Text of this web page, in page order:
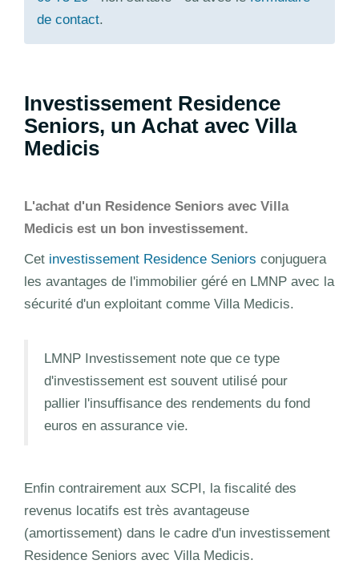
de contact.
Investissement Residence
Seniors, un Achat avec Villa
Medicis
L'achat d'un Residence Seniors avec Villa
Medicis est un bon investissement.
Cet investissement Residence Seniors conjuguera
les avantages de l'immobilier géré en LMNP avec la
sécurité d'un exploitant comme Villa Medicis.
LMNP Investissement note que ce type
d'investissement est souvent utilisé pour
pallier l'insuffisance des rendements du fond
euros en assurance vie.
Enfin contrairement aux SCPI, la fiscalité des
revenus locatifs est très avantageuse
(amortissement) dans le cadre d'un investissement
Residence Seniors avec Villa Medicis.